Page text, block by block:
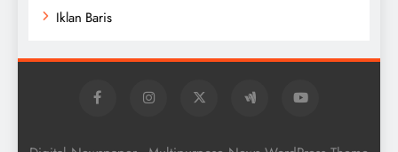
Iklan Baris